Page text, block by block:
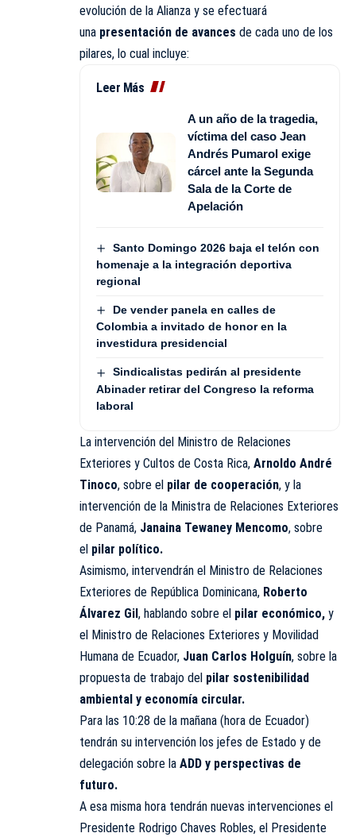
evolución de la Alianza y se efectuará
una presentación de avances de cada uno de los
pilares, lo cual incluye:
Leer Más
A un año de la tragedia,
víctima del caso Jean
Andrés Pumarol exige
cárcel ante la Segunda
Sala de la Corte de
Apelación
Santo Domingo 2026 baja el telón con
homenaje a la integración deportiva
regional
De vender panela en calles de
Colombia a invitado de honor en la
investidura presidencial
Sindicalistas pedirán al presidente
Abinader retirar del Congreso la reforma
laboral
La intervención del Ministro de Relaciones
Exteriores y Cultos de Costa Rica, Arnoldo André
Tinoco, sobre el pilar de cooperación, y la
intervención de la Ministra de Relaciones Exteriores
de Panamá, Janaina Tewaney Mencomo, sobre
el pilar político.
Asimismo, intervendrán el Ministro de Relaciones
Exteriores de República Dominicana, Roberto
Álvarez Gil, hablando sobre el pilar económico, y
el Ministro de Relaciones Exteriores y Movilidad
Humana de Ecuador, Juan Carlos Holguín, sobre la
propuesta de trabajo del pilar sostenibilidad
ambiental y economía circular.
Para las 10:28 de la mañana (hora de Ecuador)
tendrán su intervención los jefes de Estado y de
delegación sobre la ADD y perspectivas de
futuro.
A esa misma hora tendrán nuevas intervenciones el
Presidente Rodrigo Chaves Robles, el Presidente